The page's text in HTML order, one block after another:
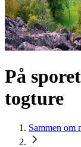
På
togture
Sammen om